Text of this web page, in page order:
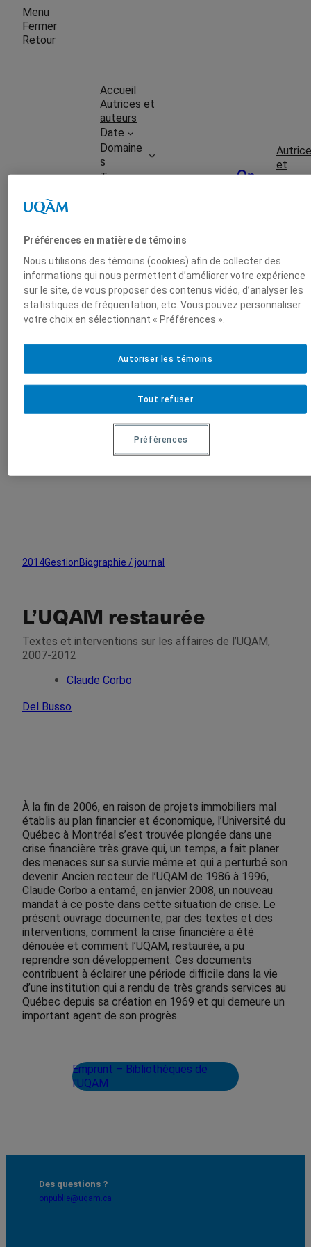
Menu
Fermer
Retour
Accueil
Autrices et
auteurs
Date
Domaine
s
Types
Soumet
tre une
publica
tion
On
et
2014GestionBiographie / journal
L’UQAM restaurée
Textes et interventions sur les affaires de l’UQAM,
2007-2012
Claude Corbo
Del Busso
À la fin de 2006, en raison de projets immobiliers mal
établis au plan financier et économique, l’Université du
Québec à Montréal s’est trouvée plongée dans une
crise financière très grave qui, un temps, a fait planer
des menaces sur sa survie même et qui a perturbé son
devenir. Ancien recteur de l’UQAM de 1986 à 1996,
Claude Corbo a entamé, en janvier 2008, un nouveau
mandat à ce poste dans cette situation de crise. Le
présent ouvrage documente, par des textes et des
interventions, comment la crise financière a été
dénouée et comment l’UQAM, restaurée, a pu
reprendre son développement. Ces documents
contribuent à éclairer une période difficile dans la vie
d’une institution qui a rendu de très grands services au
Québec depuis sa création en 1969 et qui demeure un
important agent de son progrès.
Emprunt – Bibliothèques de
l'UQAM
Des questions ?
onpublie@uqam.ca
Préférences en matière de témoins
Nous utilisons des témoins (cookies) afin de collecter des
informations qui nous permettent d’améliorer votre expérience
sur le site, de vous proposer des contenus vidéo, d’analyser les
statistiques de fréquentation, etc. Vous pouvez personnaliser
votre choix en sélectionnant « Préférences ».
Tout refuser
Autoriser les témoins
Préférences